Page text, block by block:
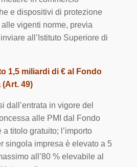
e dispositivi di protezione
vigenti norme, previa
all’Istituto Superiore di
1,5 miliardi di € al Fondo
49)
dall’entrata in vigore del
alle PMI dal Fondo
titolo gratuito; l’importo
singola impresa è elevato a 5
all’80 % elevabile al